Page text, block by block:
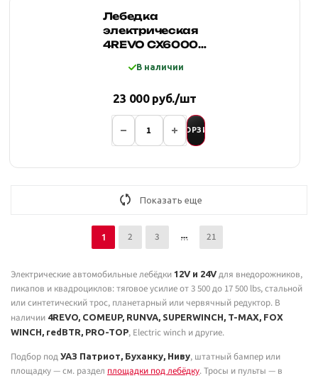
Лебедка
электрическая
4REVO CX6000S
В наличии
23 000 руб./шт
В КОРЗИНУ
Показать еще
1 2 3 21
Электрические автомобильные лебёдки 12V и 24V для внедорожников,
пикапов и квадроциклов: тяговое усилие от 3 500 до 17 500 lbs, стальной
или синтетический трос, планетарный или червячный редуктор. В
наличии 4REVO, COMEUP, RUNVA, SUPERWINCH, T-MAX, FOX
WINCH, redBTR, PRO-TOP, Electric winch и другие.
Подбор под УАЗ Патриот, Буханку, Ниву, штатный бампер или
площадку — см. раздел площадки под лебёдку. Тросы и пульты — в